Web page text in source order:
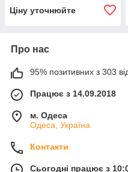
Ціну уточнюйте
Про нас
95% позитивних з 303
Працює з 14.09.2018
м. Одеса
Одеса, Україна
Контакти
Сьогодні працює з